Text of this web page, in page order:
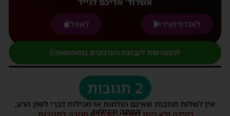
לאנדורואיד
לאפל
להצטרפות לקבוצת העדכונים בוואטסאפ
2 תגובות
אין לשלוח תגובות שאינם הולמות או מכילות דברי לשון הרע,
הסתה ורכילות.
במידה ולא ניתן להגיב - הכתבה סגורה לתגובות.